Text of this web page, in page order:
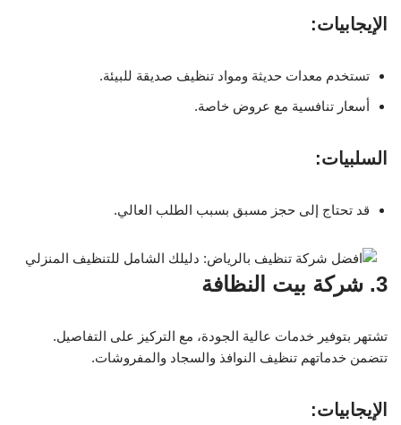
الإيجابيات:
تستخدم معدات حديثة ومواد تنظيف صديقة للبيئة.
أسعار تنافسية مع عروض خاصة.
السلبيات:
قد تحتاج إلى حجز مسبق بسبب الطلب العالي.
3. شركة بيت النظافة
تشتهر بتوفير خدمات عالية الجودة، مع التركيز على التفاصيل.
تتضمن خدماتهم تنظيف النوافذ والسجاد والمفروشات.
الإيجابيات: